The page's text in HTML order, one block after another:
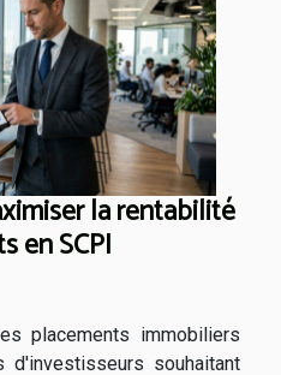
la rentabilité
en SCPI
placements immobiliers
souhaitant